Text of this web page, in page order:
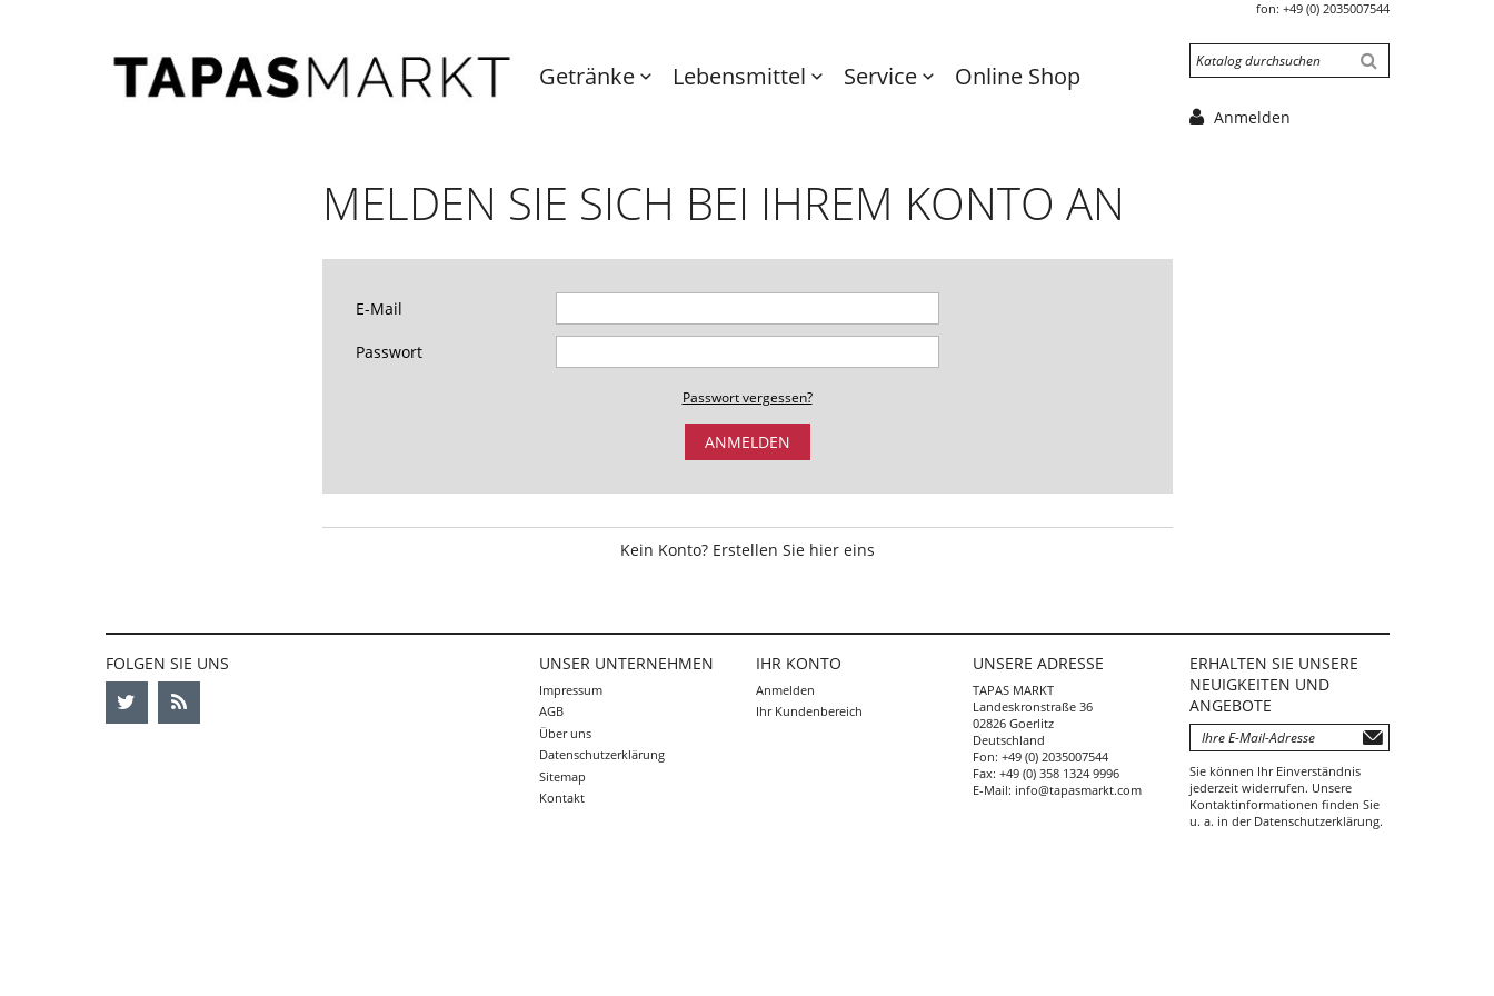
fon: +49 (0) 2035007544
Getränke Lebensmittel Service Online Shop
Anmelden
MELDEN SIE SICH BEI IHREM KONTO AN
E-Mail
Passwort
Passwort vergessen?
ANMELDEN
Kein Konto? Erstellen Sie hier eins
FOLGEN SIE UNS UNSER UNTERNEHMEN
Impressum
AGB
Über uns
Datenschutzerklärung
Sitemap
Kontakt
IHR KONTO
Anmelden
Ihr Kundenbereich
UNSERE ADRESSE
TAPAS MARKT
Landeskronstraße 36
02826 Goerlitz
Deutschland
Fon: +49 (0) 2035007544
Fax: +49 (0) 358 1324 9996
E-Mail: info@tapasmarkt.com
ERHALTEN SIE UNSERE
NEUIGKEITEN UND
ANGEBOTE
Sie können Ihr Einverständnis
jederzeit widerrufen. Unsere
Kontaktinformationen finden Sie
u. a. in der Datenschutzerklärung.